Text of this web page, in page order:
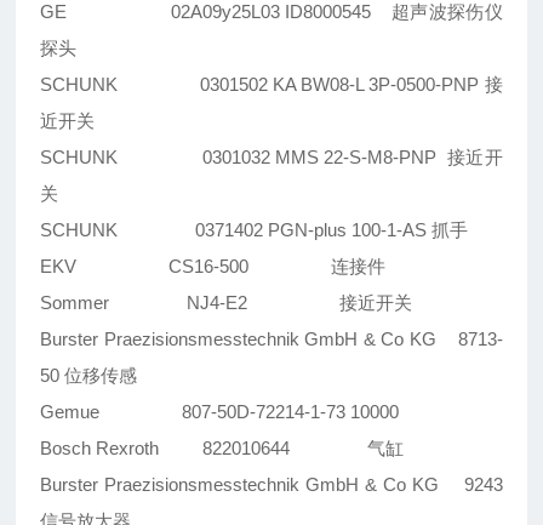
GE 02A09y25L03 ID8000545 超声波探伤仪
探头
SCHUNK 0301502 KA BW08-L 3P-0500-PNP 接
近开关
SCHUNK 0301032 MMS 22-S-M8-PNP 接近开
关
SCHUNK 0371402 PGN-plus 100-1-AS 抓手
EKV CS16-500 连接件
Sommer NJ4-E2 接近开关
Burster Praezisionsmesstechnik GmbH & Co KG 8713-
50 位移传感
Gemue 807-50D-72214-1-73 10000
Bosch Rexroth 822010644 气缸
Burster Praezisionsmesstechnik GmbH & Co KG 9243